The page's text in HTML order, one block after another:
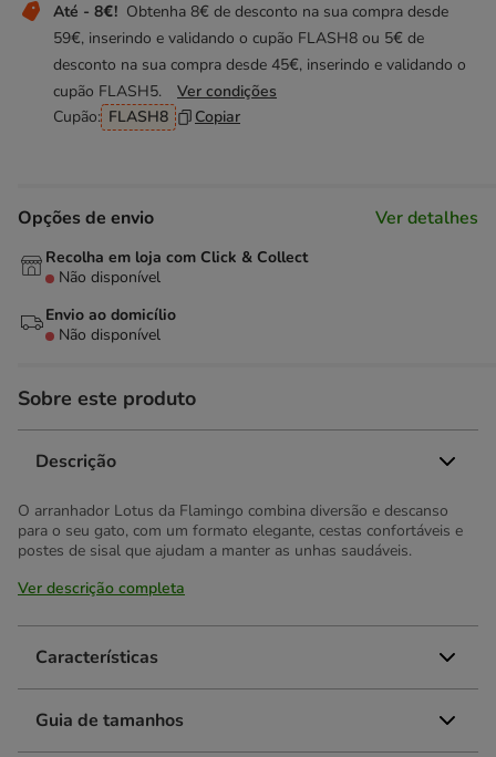
Até - 8€! Obtenha 8€ de desconto na sua compra desde
59€, inserindo e validando o cupão FLASH8 ou 5€ de
desconto na sua compra desde 45€, inserindo e validando o
cupão FLASH5.
Ver condições
Cupão: FLASH8 Copiar
Opções de envio Ver detalhes
Recolha em loja com Click & Collect
Não disponível
Envio ao domicílio
Não disponível
Sobre este produto
Descrição
O arranhador Lotus da Flamingo combina diversão e descanso
para o seu gato, com um formato elegante, cestas confortáveis e
postes de sisal que ajudam a manter as unhas saudáveis.
Ver descrição completa
Características
Guia de tamanhos